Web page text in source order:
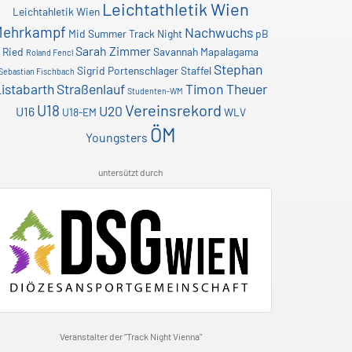
Leichtahletik Wien Leichtathletik Wien
Mid Summer Track Night Nachwuchs pB
Ried Roland Fencl Sarah ZimmerSavannah Mapalagama
Fischbach Sigrid PortenschlagerStaffel Stephan
Straßenlauf Studenten-WM Timon Theuer
U16 U18 U18-EM U20Vereinsrekord WLV
Youngsters ÖM
untersützt durch
Veranstalter der "Track Night Vienna"